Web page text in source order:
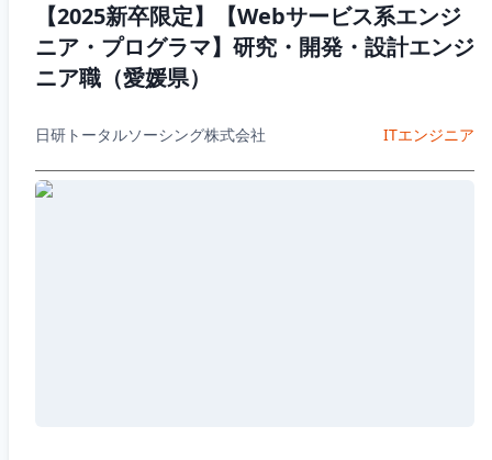
【2025新卒限定】【Webサービス系エンジ
ニア・プログラマ】研究・開発・設計エンジ
ニア職（愛媛県）
日研トータルソーシング株式会社 ITエンジニア